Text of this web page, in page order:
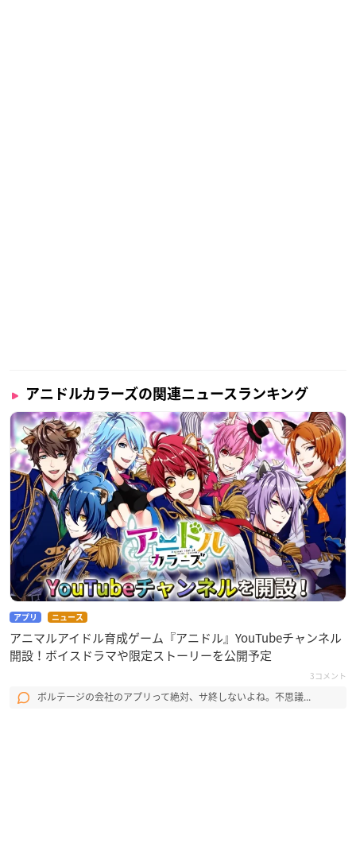
アニドルカラーズの関連ニュースランキング
アプリ ニュース
アニマルアイドル育成ゲーム『アニドル』YouTubeチャンネル
開設！ボイスドラマや限定ストーリーを公開予定
3コメント
ボルテージの会社のアプリって絶対、サ終しないよね。不思議...